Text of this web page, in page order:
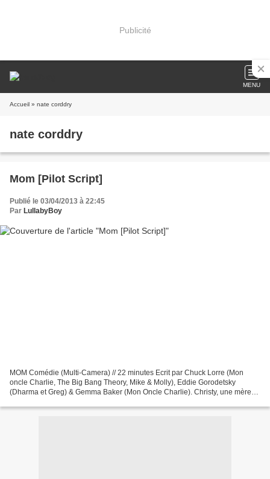
Publicité
MENU
Accueil » nate corddry
nate corddry
Mom [Pilot Script]
Publié le 03/04/2013 à 22:45
Par LullabyBoy
MOM Comédie (Multi-Camera) // 22 minutes Ecrit par Chuck Lorre (Mon
oncle Charlie, The Big Bang Theory, Mike & Molly), Eddie Gorodetsky
(Dharma et Greg) & Gemma Baker (Mon Oncle Charlie). Christy, une mère